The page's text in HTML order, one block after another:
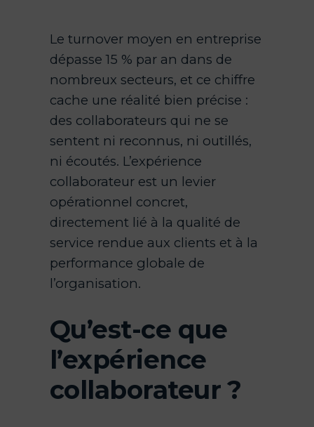
Le turnover moyen en entreprise
dépasse 15 % par an dans de
nombreux secteurs, et ce chiffre
cache une réalité bien précise :
des collaborateurs qui ne se
sentent ni reconnus, ni outillés,
ni écoutés. L’expérience
collaborateur est un levier
opérationnel concret,
directement lié à la qualité de
service rendue aux clients et à la
performance globale de
l’organisation.
Qu’est-ce que
l’expérience
collaborateur ?